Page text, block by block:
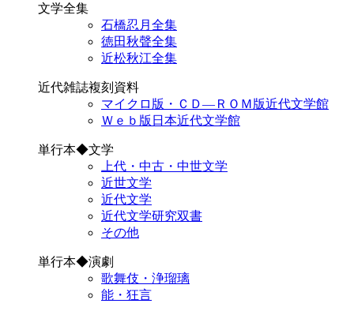
文学全集
石橋忍月全集
徳田秋聲全集
近松秋江全集
近代雑誌複刻資料
マイクロ版・ＣＤ―ＲＯＭ版近代文学館
Ｗｅｂ版日本近代文学館
単行本◆文学
上代・中古・中世文学
近世文学
近代文学
近代文学研究双書
その他
単行本◆演劇
歌舞伎・浄瑠璃
能・狂言